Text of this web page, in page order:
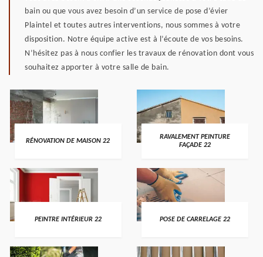
bain ou que vous avez besoin d’un service de pose d’évier
Plaintel et toutes autres interventions, nous sommes à votre
disposition. Notre équipe active est à l’écoute de vos besoins.
N’hésitez pas à nous confier les travaux de rénovation dont vous
souhaitez apporter à votre salle de bain.
RÉNOVATION DE MAISON 22
RAVALEMENT PEINTURE
FAÇADE 22
PEINTRE INTÉRIEUR 22 POSE DE CARRELAGE 22